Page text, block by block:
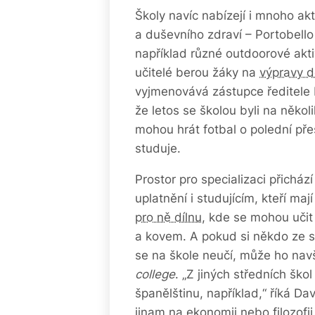
Školy navíc nabízejí i mnoho
a duševního zdraví –
například různé outdoorové
učitelé berou žáky na výpravy
vyjmenovává zástupce ředitele
že letos se školou byli na
mohou hrát fotbal o polední
studuje.
Prostor pro specializaci
uplatnění i studujícím, kteří
pro ně dílnu, kde se mohou
a kovem. A pokud si někdo ze
se na škole neučí, může ho
college. „Z jiných středních
španělštinu, například,“ říká
jinam na ekonomii nebo